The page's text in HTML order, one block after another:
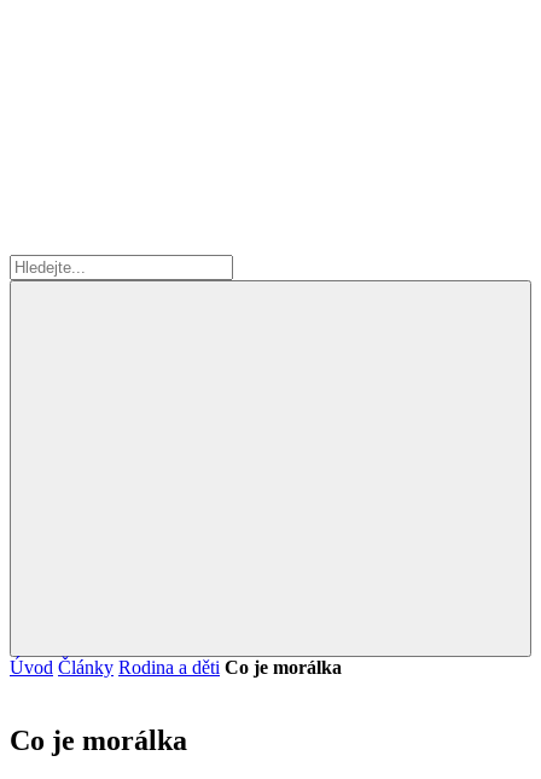
Úvod Články Rodina a děti Co je morálka
Co je morálka